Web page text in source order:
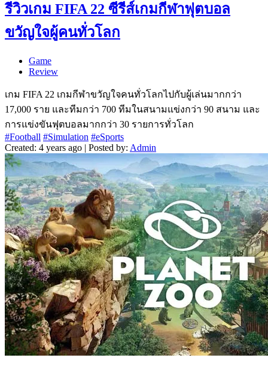
รีวิวเกม FIFA 22 ซีรีส์เกมกีฬาฟุตบอล
ขวัญใจผู้คนทั่วโลก
Game
Review
เกม FIFA 22 เกมกีฬาขวัญใจคนทั่วโลกไปกับผู้เล่นมากกว่า
17,000 ราย และทีมกว่า 700 ทีมในสนามแข่งกว่า 90 สนาม และ
การแข่งขันฟุตบอลมากกว่า 30 รายการทั่วโลก
#Football #Simulation #eSports
Created: 4 years ago | Posted by: Admin